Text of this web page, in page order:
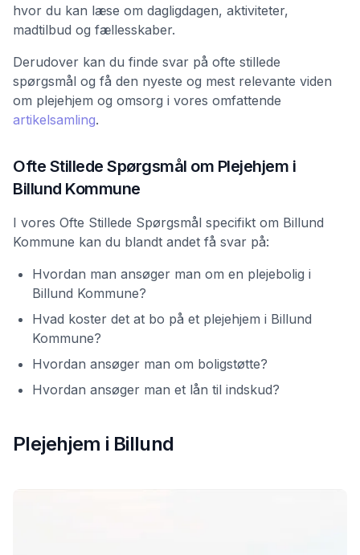
hvor du kan læse om dagligdagen, aktiviteter,
madtilbud og fællesskaber.
Derudover kan du finde svar på ofte stillede
spørgsmål og få den nyeste og mest relevante viden
om plejehjem og omsorg i vores omfattende
artikelsamling.
Ofte Stillede Spørgsmål om Plejehjem i
Billund Kommune
I vores Ofte Stillede Spørgsmål specifikt om Billund
Kommune kan du blandt andet få svar på:
Hvordan man ansøger man om en plejebolig i
Billund Kommune?
Hvad koster det at bo på et plejehjem i Billund
Kommune?
Hvordan ansøger man om boligstøtte?
Hvordan ansøger man et lån til indskud?
Plejehjem i Billund